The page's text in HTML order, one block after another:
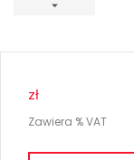
zł
Zawiera % VAT